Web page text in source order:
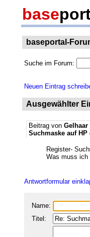
base
baseportal-
Suche im Forum:
Neuen Eintrag
Ausgewählter
Beitrag von Gelhaar
Suchmaske auf
Register-
Was muss ich
Antwortformular
Name:
Titel: